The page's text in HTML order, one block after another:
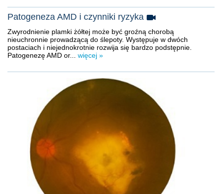
Patogeneza AMD i czynniki ryzyka
Zwyrodnienie plamki żółtej może być groźną chorobą
nieuchronnie prowadzącą do ślepoty. Występuje w dwóch
postaciach i niejednokrotnie rozwija się bardzo podstępnie.
Patogenezę AMD or... więcej »